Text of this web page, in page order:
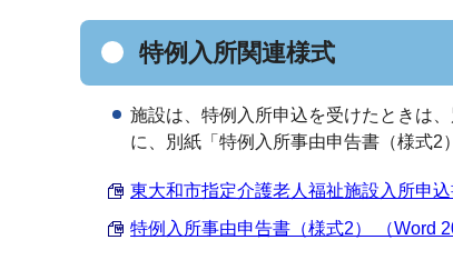
特例入所関連様式
施設は、特例入所申込を受けたときは
に、別紙「特例入所事由申告書（様式2
東大和市指定介護老人福祉施設入所申
特例入所事由申告書（様式2） （Word